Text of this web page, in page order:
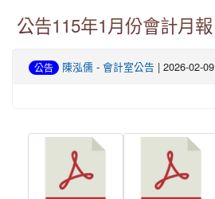
公告115年1月份會計月報
公告 陳泓儒 - 會計室公告 | 2026-02-